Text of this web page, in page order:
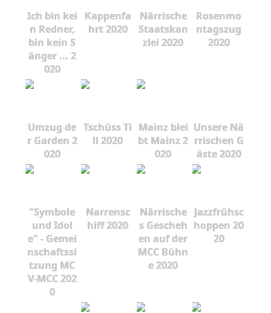
Ich bin kei
n Redner,
bin kein S
änger ... 2
020
Kappenfa
hrt 2020
Närrische
Staatskan
zlei 2020
Rosenmo
ntagszug
2020
Umzug de
r Garden 2
020
Tschüss Ti
ll 2020
Mainz blei
bt Mainz 2
020
Unsere Nä
rrischen G
äste 2020
"Symbole
und Idol
e" - Gemei
nschaftssi
tzung MC
V-MCC 202
0
Narrensc
hiff 2020
Närrische
s Gescheh
en auf der
MCC Bühn
e 2020
Jazzfrühsc
hoppen 20
20